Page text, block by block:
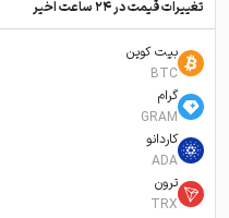
تغییرات قیمت در ۲۴ ساعت اخیر
بیت کوین
BTC
گرام
GRAM
کاردانو
ADA
ترون
TRX